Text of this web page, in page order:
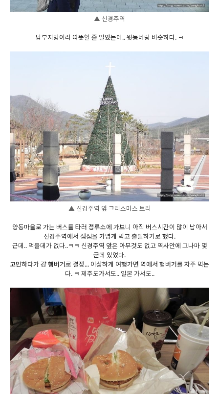
▲ 신경주역
남부지방이라 따뜻할 줄 알았는데.. 윗동네랑 비슷하다. ㅋ
▲ 신경주역 앞 크리스마스 트리
양동마을로 가는 버스를 타러 정류소에 가보니 아직 버스시간이 많이 남아서
신경주역에서 점심을 가볍게 먹고 출발하기로 했다.
근데.. 먹을데가 없다..ㅋㅋ 신경주역 앞은 아무것도 없고 역사안에 그나마 몇
군데 있었다.
고민하다가 걍 햄버거로 결정... 이상하게 여행가면 역에서 햄버거를 자주 먹는
다. ㅋ 제주도가서도.. 일본 가서도..